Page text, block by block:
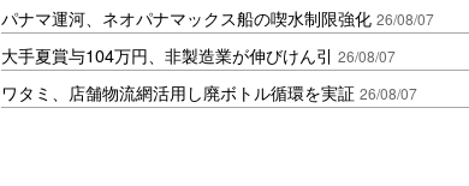
パナマ運河、ネオパナマックス船の喫水制限強化 26/08/07
大手夏賞与104万円、非製造業が伸びけん引 26/08/07
ワタミ、店舗物流網活用し廃ボトル循環を実証 26/08/07